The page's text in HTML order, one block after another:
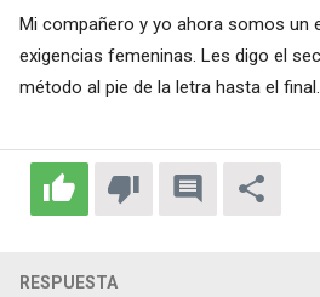
Mi compañero y yo ahora somos un
exigencias femeninas. Les digo el
método al pie de la letra hasta el final.
RESPUESTA